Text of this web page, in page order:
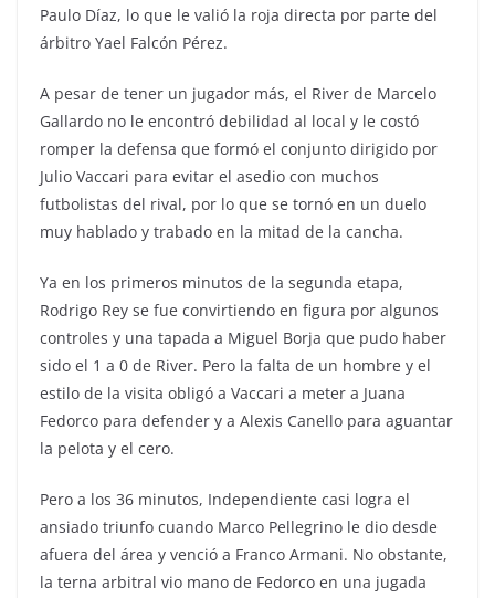
Paulo Díaz, lo que le valió la roja directa por parte del
árbitro Yael Falcón Pérez.
A pesar de tener un jugador más, el River de Marcelo
Gallardo no le encontró debilidad al local y le costó
romper la defensa que formó el conjunto dirigido por
Julio Vaccari para evitar el asedio con muchos
futbolistas del rival, por lo que se tornó en un duelo
muy hablado y trabado en la mitad de la cancha.
Ya en los primeros minutos de la segunda etapa,
Rodrigo Rey se fue convirtiendo en figura por algunos
controles y una tapada a Miguel Borja que pudo haber
sido el 1 a 0 de River. Pero la falta de un hombre y el
estilo de la visita obligó a Vaccari a meter a Juana
Fedorco para defender y a Alexis Canello para aguantar
la pelota y el cero.
Pero a los 36 minutos, Independiente casi logra el
ansiado triunfo cuando Marco Pellegrino le dio desde
afuera del área y venció a Franco Armani. No obstante,
la terna arbitral vio mano de Fedorco en una jugada